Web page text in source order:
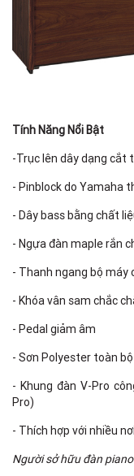
Tính Năng Nổi Bật
-Trục lên dây dạng cắt
- Pinblock do Yamaha
- Dây bass bằng chất
- Ngựa đàn maple rắn
- Thanh ngang bộ máy
- Khóa vân sam chắc
- Pedal giảm âm
- Sơn Polyester toàn
- Khung đàn V-Pro
Pro)
- Thích hợp với nhiều
Người sở hữu đàn